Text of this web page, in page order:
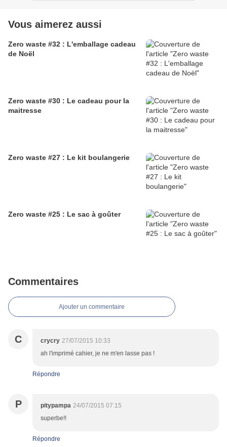
Vous aimerez aussi
Zero waste #32 : L'emballage cadeau
de Noël
Zero waste #30 : Le cadeau pour la
maitresse
Zero waste #27 : Le kit boulangerie
Zero waste #25 : Le sac à goûter
Commentaires
Ajouter un commentaire
C crycry 27/07/2015 10:33
ah l'imprimé cahier, je ne m'en lasse pas !
Répondre
P pitypampa 24/07/2015 07:15
superbe!!
Répondre